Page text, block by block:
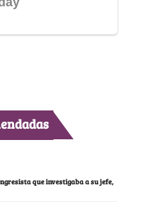
que investigaba a su jefe,